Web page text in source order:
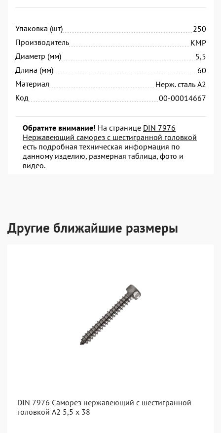
Упаковка (шт)
250
Производитель
KMP
Диаметр (мм)
5,5
Длина (мм)
60
Материал
Нерж. сталь А2
Код
00-00014667
Обратите внимание! На странице DIN 7976
Нержавеющий саморез с шестигранной головкой
есть подробная техническая информация по
данному изделию, размерная таблица, фото и
видео.
Другие ближайшие размеры
DIN 7976 Саморез нержавеющий с шестигранной
головкой А2 5,5 x 38